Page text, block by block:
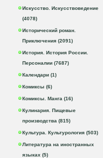
Искусство. Искусствоведение
(4078)
Исторический роман.
Приключения (2091)
История. История России.
Персоналии (7687)
Календари (1)
Комиксы (6)
Комиксы. Манга (16)
Кулинария. Пищевые
производства (815)
Культура. Культурология (503)
Литература на иностранных
языках (5)